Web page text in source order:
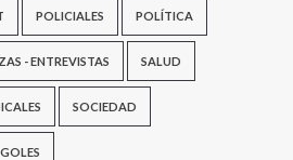
POLICIALES POLÍTICA
- ENTREVISTAS SALUD
SOCIEDAD